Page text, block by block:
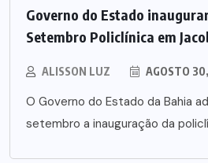
Governo do Estado
Setembro Policlínica em
ALISSON LUZ AGOSTO
O Governo do Estado da Bahia
setembro a inauguração da